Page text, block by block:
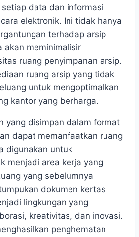
data dan informasi
elektronik. Ini tidak hanya
terhadap arsip
akan meminimalisir
ruang penyimpanan arsip.
ruang arsip yang tidak
untuk mengoptimalkan
kantor yang berharga.
yang disimpan dalam format
dapat memanfaatkan ruang
digunakan untuk
menjadi area kerja yang
yang sebelumnya
dokumen kertas
lingkungan yang
kreativitas, dan inovasi.
penghematan